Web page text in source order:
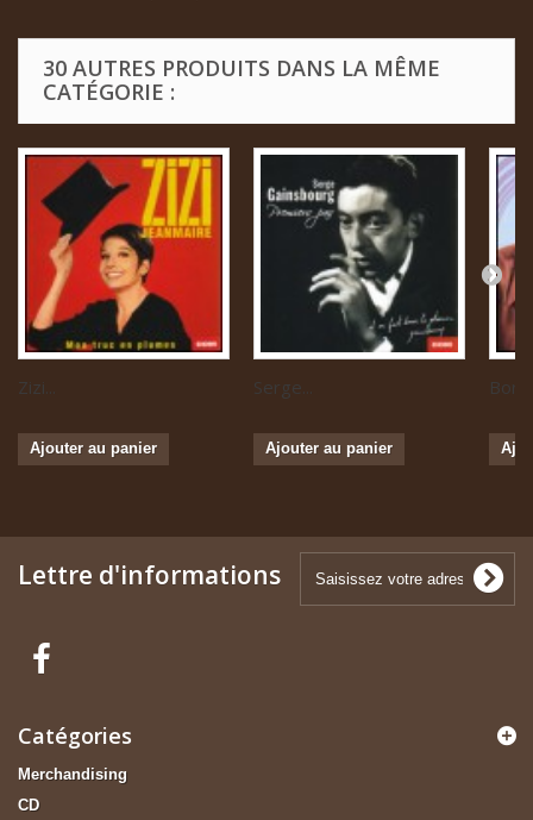
30 AUTRES PRODUITS DANS LA MÊME
CATÉGORIE :
Zizi...
Ajouter au panier
Serge...
Ajouter au panier
Lettre d'informations
Catégories
Merchandising
CD